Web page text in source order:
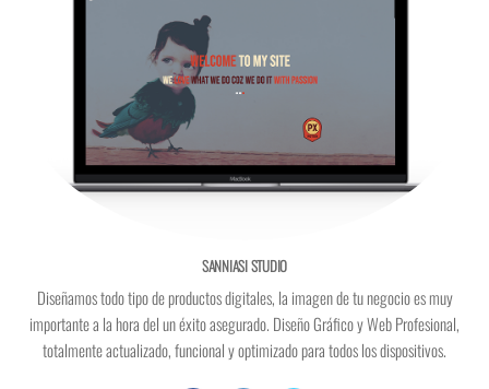
SANNIASI STUDIO
Diseñamos todo tipo de productos digitales, la imagen de tu negocio es muy
importante a la hora del un éxito asegurado. Diseño Gráfico y Web Profesional,
totalmente actualizado, funcional y optimizado para todos los dispositivos.